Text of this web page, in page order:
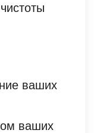
ваших
ваших